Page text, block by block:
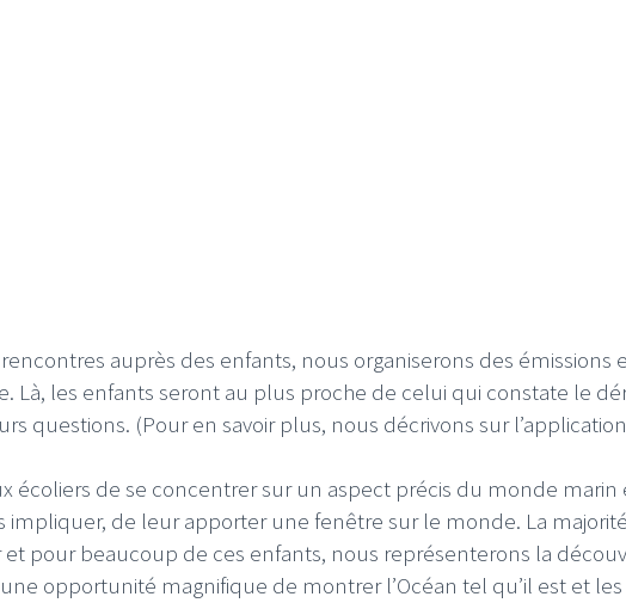
auprès des enfants, nous organiserons des
Là, les enfants seront au plus proche de celui qui constate le
questions. (Pour en savoir plus, nous décrivons sur
écoliers de se concentrer sur un aspect précis du monde marin
impliquer, de leur apporter une fenêtre sur le monde. La
pour beaucoup de ces enfants, nous représenterons la
opportunité magnifique de montrer l’Océan tel qu’il est et